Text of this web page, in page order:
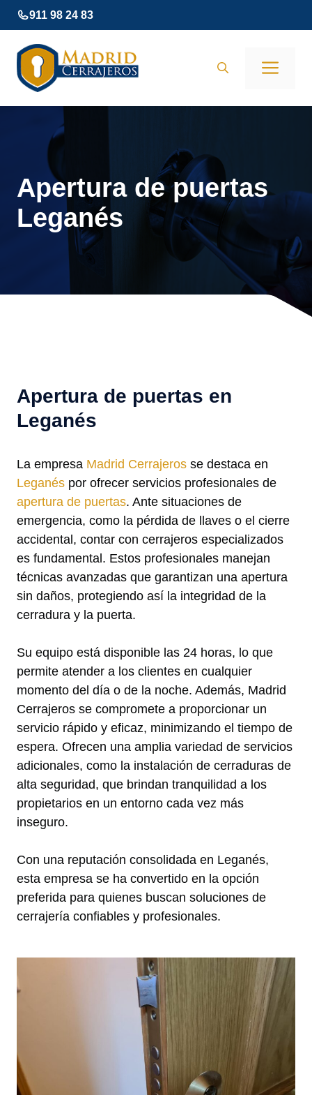
Saltar
al
contenido
911 98 24 83
Apertura de puertas
Leganés
Apertura de puertas en
Leganés
La empresa Madrid Cerrajeros se destaca en
Leganés por ofrecer servicios profesionales de
apertura de puertas. Ante situaciones de
emergencia, como la pérdida de llaves o el cierre
accidental, contar con cerrajeros especializados
es fundamental. Estos profesionales manejan
técnicas avanzadas que garantizan una apertura
sin daños, protegiendo así la integridad de la
cerradura y la puerta.
Su equipo está disponible las 24 horas, lo que
permite atender a los clientes en cualquier
momento del día o de la noche. Además, Madrid
Cerrajeros se compromete a proporcionar un
servicio rápido y eficaz, minimizando el tiempo de
espera. Ofrecen una amplia variedad de servicios
adicionales, como la instalación de cerraduras de
alta seguridad, que brindan tranquilidad a los
propietarios en un entorno cada vez más
inseguro.
Con una reputación consolidada en Leganés,
esta empresa se ha convertido en la opción
preferida para quienes buscan soluciones de
cerrajería confiables y profesionales.